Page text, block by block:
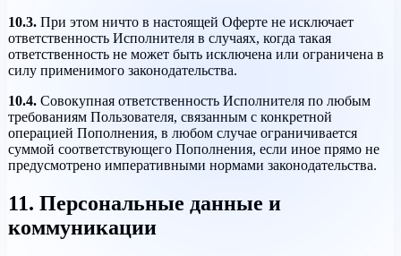
10.3. При этом ничто в настоящей Оферте не исключает
ответственность Исполнителя в случаях, когда такая
ответственность не может быть исключена или ограничена в
силу применимого законодательства.
10.4. Совокупная ответственность Исполнителя по любым
требованиям Пользователя, связанным с конкретной
операцией Пополнения, в любом случае ограничивается
суммой соответствующего Пополнения, если иное прямо не
предусмотрено императивными нормами законодательства.
11. Персональные данные и
коммуникации